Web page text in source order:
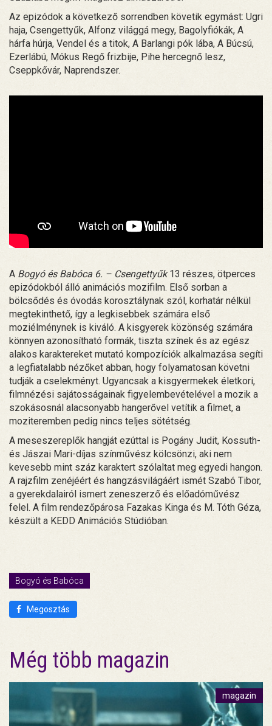
Az epizódok a következő sorrendben követik egymást: Ugri
haja, Csengettyűk, Alfonz világgá megy, Bagolyfiókák, A
hárfa húrja, Vendel és a titok, A Barlangi pók lába, A Búcsú,
Ezerlábú, Mókus Regő frizbije, Pihe hercegnő lesz,
Cseppkővár, Naprendszer.
A Bogyó és Babóca 6. – Csengettyűk13 részes, ötperces
epizódokból álló animációs mozifilm. Első sorban a
bölcsődés és óvodás korosztálynak szól, korhatár nélkül
megtekinthető, így a legkisebbek számára első
moziélménynek is kiváló. A kisgyerek közönség számára
könnyen azonosítható formák, tiszta színek és az egész
alakos karaktereket mutató kompozíciók alkalmazása segíti
a legfiatalabb nézőket abban, hogy folyamatosan követni
tudják a cselekményt. Ugyancsak a kisgyermekek életkori,
filmnézési sajátosságainak figyelembevételével a mozik a
szokásosnál alacsonyabb hangerővel vetítik a filmet, a
moziteremben pedig nincs teljes sötétség.
A meseszereplők hangját ezúttal is Pogány Judit, Kossuth-
és Jászai Mari-díjas színművész kölcsönzi, aki nem
kevesebb mint száz karaktert szólaltat meg egyedi hangon.
A rajzfilm zenéjéért és hangzásvilágáért ismét Szabó Tibor,
a gyerekdalairól ismert zeneszerző és előadóművész
felel. A film rendezőpárosa Fazakas Kinga és M. Tóth Géza,
készült a KEDD Animációs Stúdióban.
Bogyó és Babóca
Megosztás
Még több magazin
magazin